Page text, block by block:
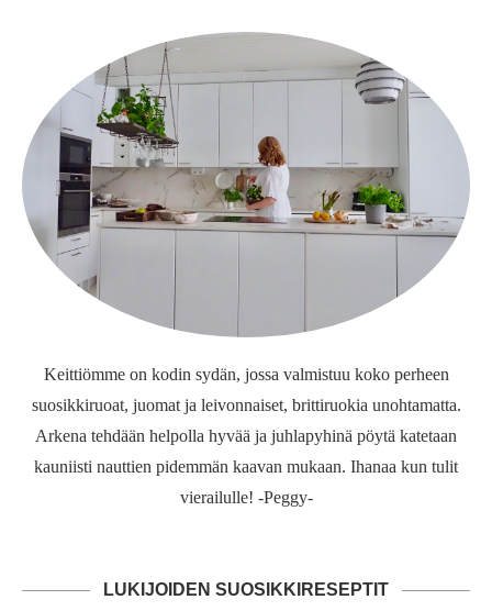
Keittiömme on kodin sydän, jossa valmistuu koko perheen
suosikkiruoat, juomat ja leivonnaiset, brittiruokia unohtamatta.
Arkena tehdään helpolla hyvää ja juhlapyhinä pöytä katetaan
kauniisti nauttien pidemmän kaavan mukaan. Ihanaa kun tulit
vierailulle! -Peggy-
LUKIJOIDEN SUOSIKKIRESEPTIT